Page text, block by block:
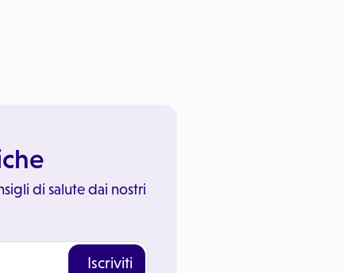
di salute dai nostri
Iscriviti